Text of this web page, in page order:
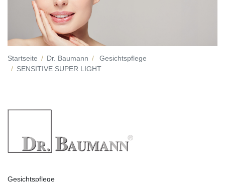
Startseite Dr. Baumann
Gesichtspflege
SENSITIVE SUPER LIGHT
Gesichtspflege